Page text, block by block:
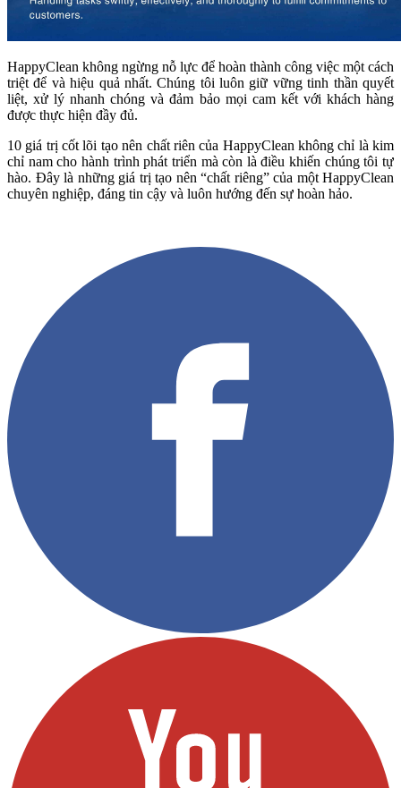
HappyClean không ngừng nỗ lực để hoàn thành công việc một cách
triệt để và hiệu quả nhất. Chúng tôi luôn giữ vững tinh thần quyết
liệt, xử lý nhanh chóng và đảm bảo mọi cam kết với khách hàng
được thực hiện đầy đủ.
10 giá trị cốt lõi tạo nên chất riên của HappyClean không chỉ là kim
chỉ nam cho hành trình phát triển mà còn là điều khiến chúng tôi tự
hào. Đây là những giá trị tạo nên “chất riêng” của một HappyClean
chuyên nghiệp, đáng tin cậy và luôn hướng đến sự hoàn hảo.